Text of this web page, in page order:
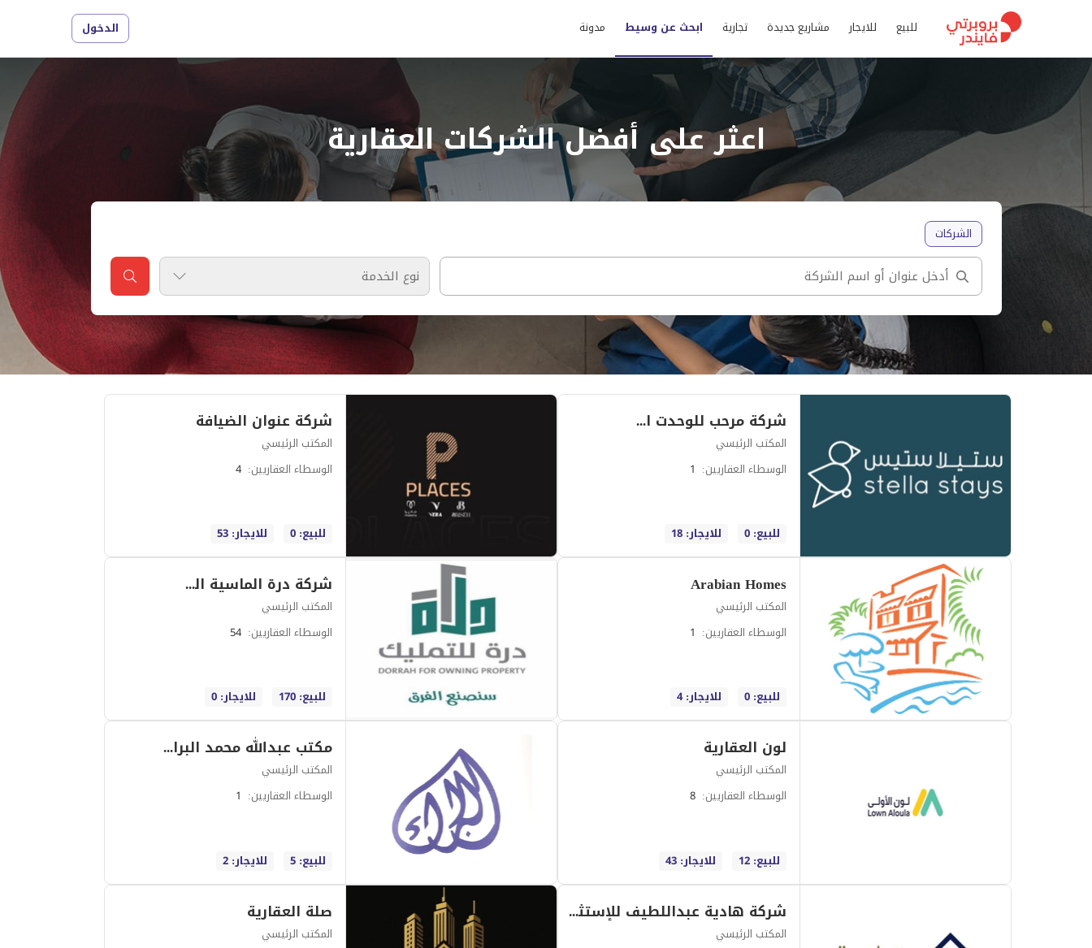
للبيع للايجار مشاريع جديدة تجارية ابحث عن وسيط مدونة الدخول
اعثر على أفضل الشركات العقارية
الشركات
نوع الخدمة
شركة مرحب للوحدت السكنية
المكتب الرئيسي
الوسطاء العقاريين:
1
للبيع: 0 للايجار: 18
شركة عنوان الضيافة
المكتب الرئيسي
الوسطاء العقاريين:
4
للبيع: 0 للايجار: 53
Arabian Homes
المكتب الرئيسي
الوسطاء العقاريين:
1
للبيع: 0 للايجار: 4
شركة درة الماسية العقارية
المكتب الرئيسي
الوسطاء العقاريين:
54
للبيع: 170 للايجار: 0
لون العقارية
المكتب الرئيسي
الوسطاء العقاريين:
8
للبيع: 12 للايجار: 43
مكتب عبدالله محمد البراك للعقارات
المكتب الرئيسي
الوسطاء العقاريين:
1
للبيع: 5 للايجار: 2
شركة هادية عبداللطيف للإستثمار العقاري اري المحدودة
المكتب الرئيسي
صلة العقارية
المكتب الرئيسي